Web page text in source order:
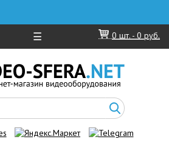
☰ 0 шт. - 0 руб.